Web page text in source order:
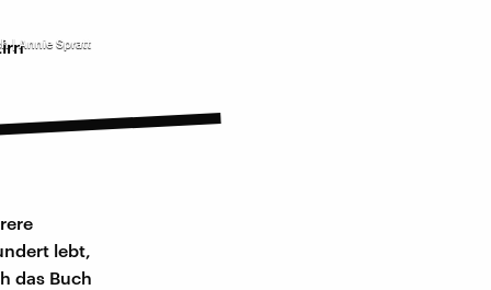
| Annie Spratt
lebt,
das Buch